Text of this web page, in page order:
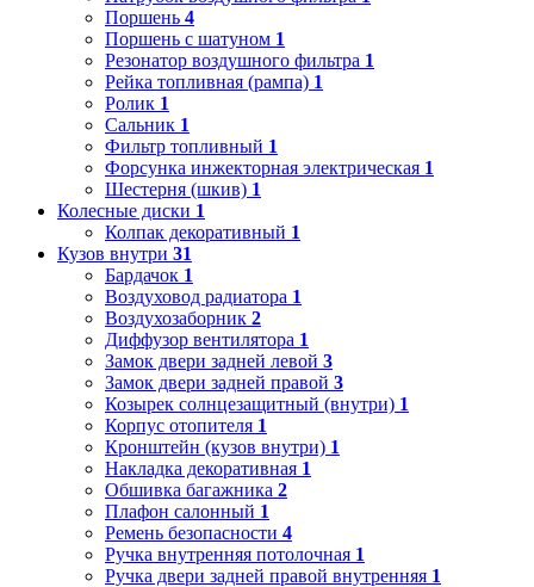
Поршень 4
Поршень с шатуном 1
Резонатор воздушного фильтра 1
Рейка топливная (рампа) 1
Ролик 1
Сальник 1
Фильтр топливный 1
Форсунка инжекторная электрическая 1
Шестерня (шкив) 1
Колесные диски 1
Колпак декоративный 1
Кузов внутри 31
Бардачок 1
Воздуховод радиатора 1
Воздухозаборник 2
Диффузор вентилятора 1
Замок двери задней левой 3
Замок двери задней правой 3
Козырек солнцезащитный (внутри) 1
Корпус отопителя 1
Кронштейн (кузов внутри) 1
Накладка декоративная 1
Обшивка багажника 2
Плафон салонный 1
Ремень безопасности 4
Ручка внутренняя потолочная 1
Ручка двери задней правой внутренняя 1